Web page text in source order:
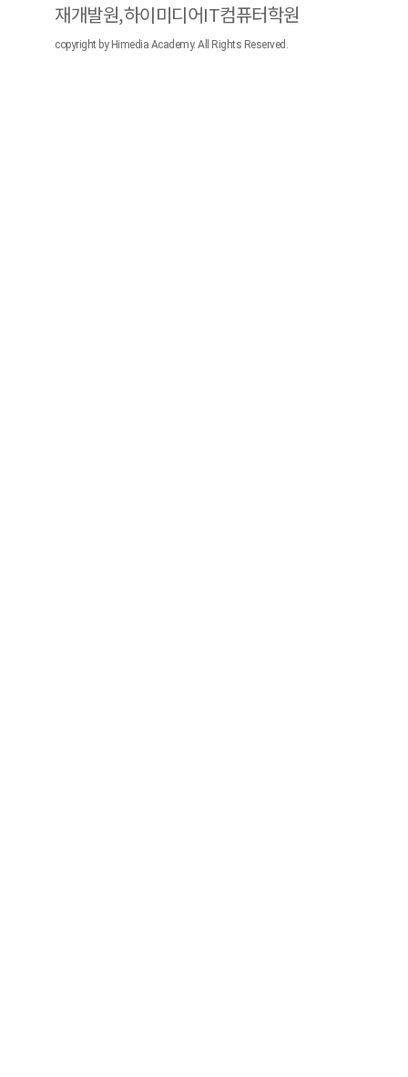
재개발원,하이미디어IT컴퓨터학원
copyright by Himedia Academy. All Rights Reserved.